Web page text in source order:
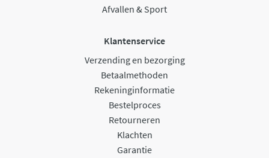
Afvallen & Sport
Klantenservice
Verzending en bezorging
Betaalmethoden
Rekeninginformatie
Bestelproces
Retourneren
Klachten
Garantie